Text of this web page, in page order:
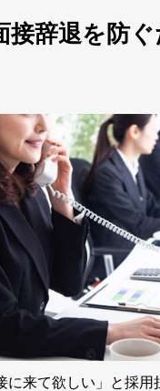
接辞退を防
に来て欲しい」と採用